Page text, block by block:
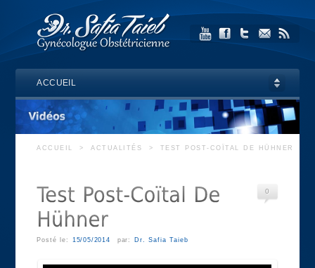
ACCUEIL
ACCUEIL > ACTUALITÉS > TEST POST-COÏTAL DE HÜHNER
0
Posté le: 15/05/2014 par: Dr. Safia Taieb